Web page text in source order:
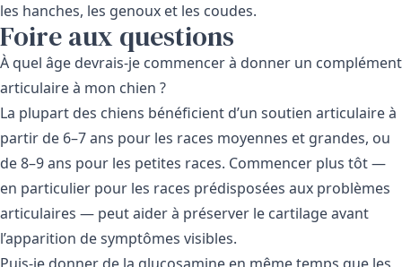
les hanches, les genoux et les coudes.
Foire aux questions
À quel âge devrais-je commencer à donner un complément
articulaire à mon chien ?
La plupart des chiens bénéficient d’un soutien articulaire à
partir de 6–7 ans pour les races moyennes et grandes, ou
de 8–9 ans pour les petites races. Commencer plus tôt —
en particulier pour les races prédisposées aux problèmes
articulaires — peut aider à préserver le cartilage avant
l’apparition de symptômes visibles.
Puis-je donner de la glucosamine en même temps que les